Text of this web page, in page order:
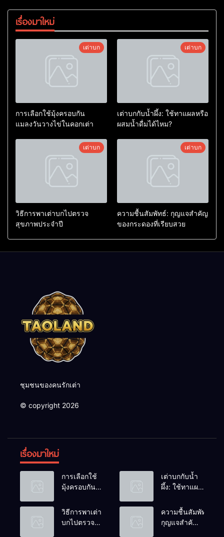
เรื่องมาใหม่
เต่าบก
การเลือกใช้มุ้งครอบกัน
แมลงวันวางไข่ในคอกเต่า
เต่าบก
เต่าบกกับน้ำผึ้ง: ใช้ทาแผลหรือ
ผสมน้ำดื่มได้ไหม?
เต่าบก
วิธีการพาเต่าบกไปตรวจ
สุขภาพประจำปี
เต่าบก
ความชื้นสัมพัทธ์: กุญแจสำคัญ
ของกระดองที่เรียบสวย
ชุมชนของคนรักเต่า
© copyright 2026
เรื่องมาใหม่
การเลือกใช้
มุ้งครอบกัน
วางไข่ในคอก
เต่า
เต่าบกกับน้ำ
ผึ้ง: ใช้ทาแผล
ดื่มได้ไหม?
วิธีการพาเต่า
บกไปตรวจ
ความชื้นสัมพัทธ์:
กุญแจสำคัญ